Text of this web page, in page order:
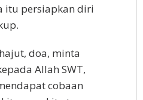
itu persiapkan diri
doa, minta
Allah SWT,
cobaan